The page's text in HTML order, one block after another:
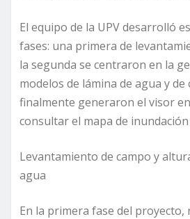
El equipo de la UPV desarrolló
fases: una primera de
la segunda se centraron en la
modelos de lámina de agua y de
finalmente generaron el visor
consultar el mapa de inundación
Levantamiento de campo y
agua
En la primera fase del